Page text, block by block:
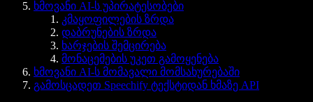
ხმოვანი AI-ს უპირატესობები
კმაყოფილების ზრდა
დაბრუნების ზრდა
ხარჯების შემცირება
მონაცემების უკეთ გამოყენება
ხმოვანი AI-ს მომავალი მომსახურებაში
გამოსცადეთ Speechify ტექსტიდან ხმაზე API